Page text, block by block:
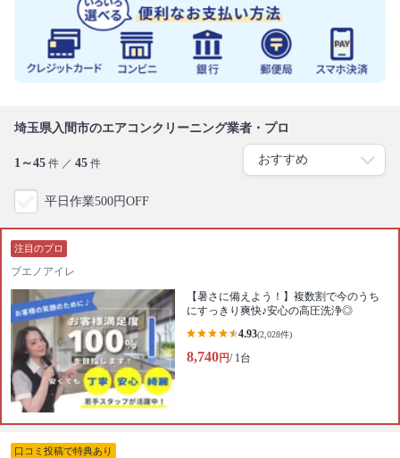
埼玉県入間市のエアコンクリーニング業者・プロ
1～45 件 ／ 45 件
平日作業500円OFF
注目のプロ
ブエノアイレ
【暑さに備えよう！】複数割で今のうち
にすっきり爽快♪︎安心の高圧洗浄◎
4.93(2,028件)
8,740円/ 1台
口コミ投稿で特典あり